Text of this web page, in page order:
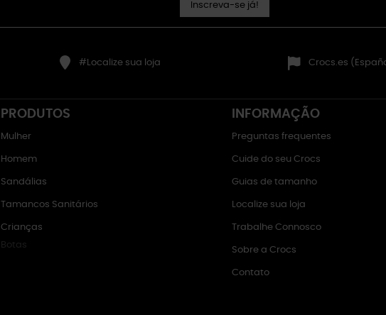
Inscreva-se já!
#Localize sua loja Crocs.es
PRODUTOS
Mulher
Homem
Sandálias
Tamancos Sanitários
Crianças
Botas
INFORMAÇÃO
Preguntas frequentes
Cuide do seu Crocs
Guias de tamanho
Localize sua loja
Trabalhe Connosco
Sobre a Crocs
Contato